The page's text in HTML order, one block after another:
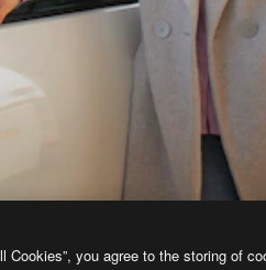
Cookies”, you agree to the storing of